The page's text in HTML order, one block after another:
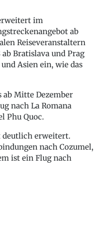
im
ab
Reiseveranstaltern
Bratislava und Prag
Asien ein, wie das
Mitte Dezember
nach La Romana
Phu Quoc.
deutlich erweitert.
nach Cozumel,
ist ein Flug nach